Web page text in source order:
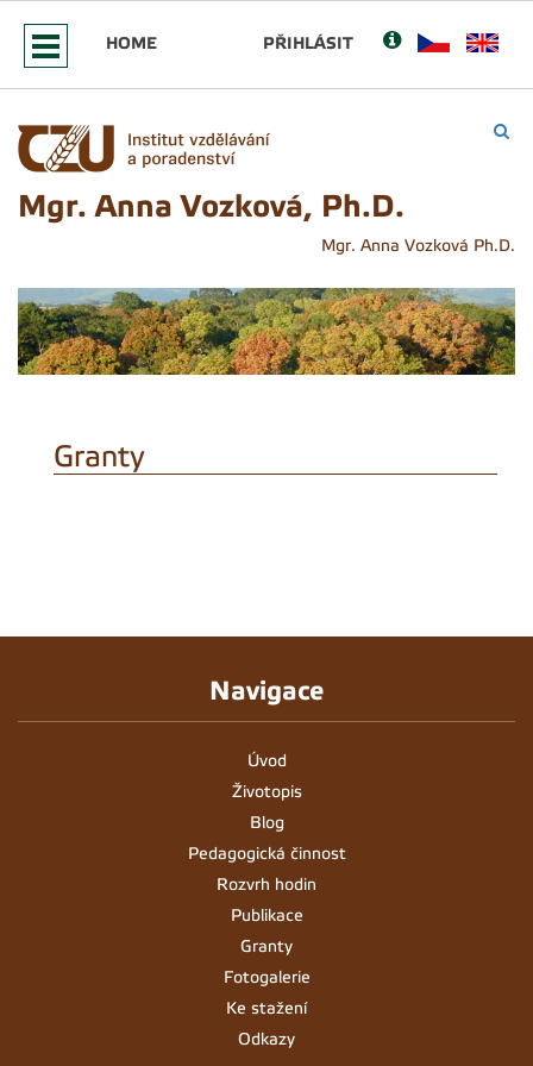
HOME PŘIHLÁSIT
Mgr. Anna Vozková, Ph.D.
Mgr. Anna Vozková Ph.D.
Granty
Navigace
Úvod
Životopis
Blog
Pedagogická činnost
Rozvrh hodin
Publikace
Granty
Fotogalerie
Ke stažení
Odkazy